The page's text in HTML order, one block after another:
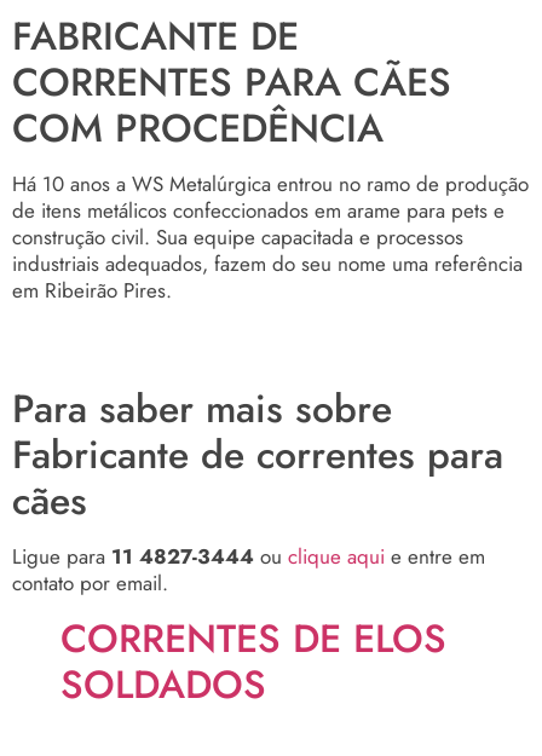
FABRICANTE DE
CORRENTES PARA CÃES
COM PROCEDÊNCIA
Há 10 anos a WS Metalúrgica entrou no ramo de produção
de itens metálicos confeccionados em arame para pets e
construção civil. Sua equipe capacitada e processos
industriais adequados, fazem do seu nome uma referência
em Ribeirão Pires.
Para saber mais sobre
Fabricante de correntes para
cães
Ligue para 11 4827-3444 ou clique aqui e entre em
contato por email.
CORRENTES DE ELOS
SOLDADOS